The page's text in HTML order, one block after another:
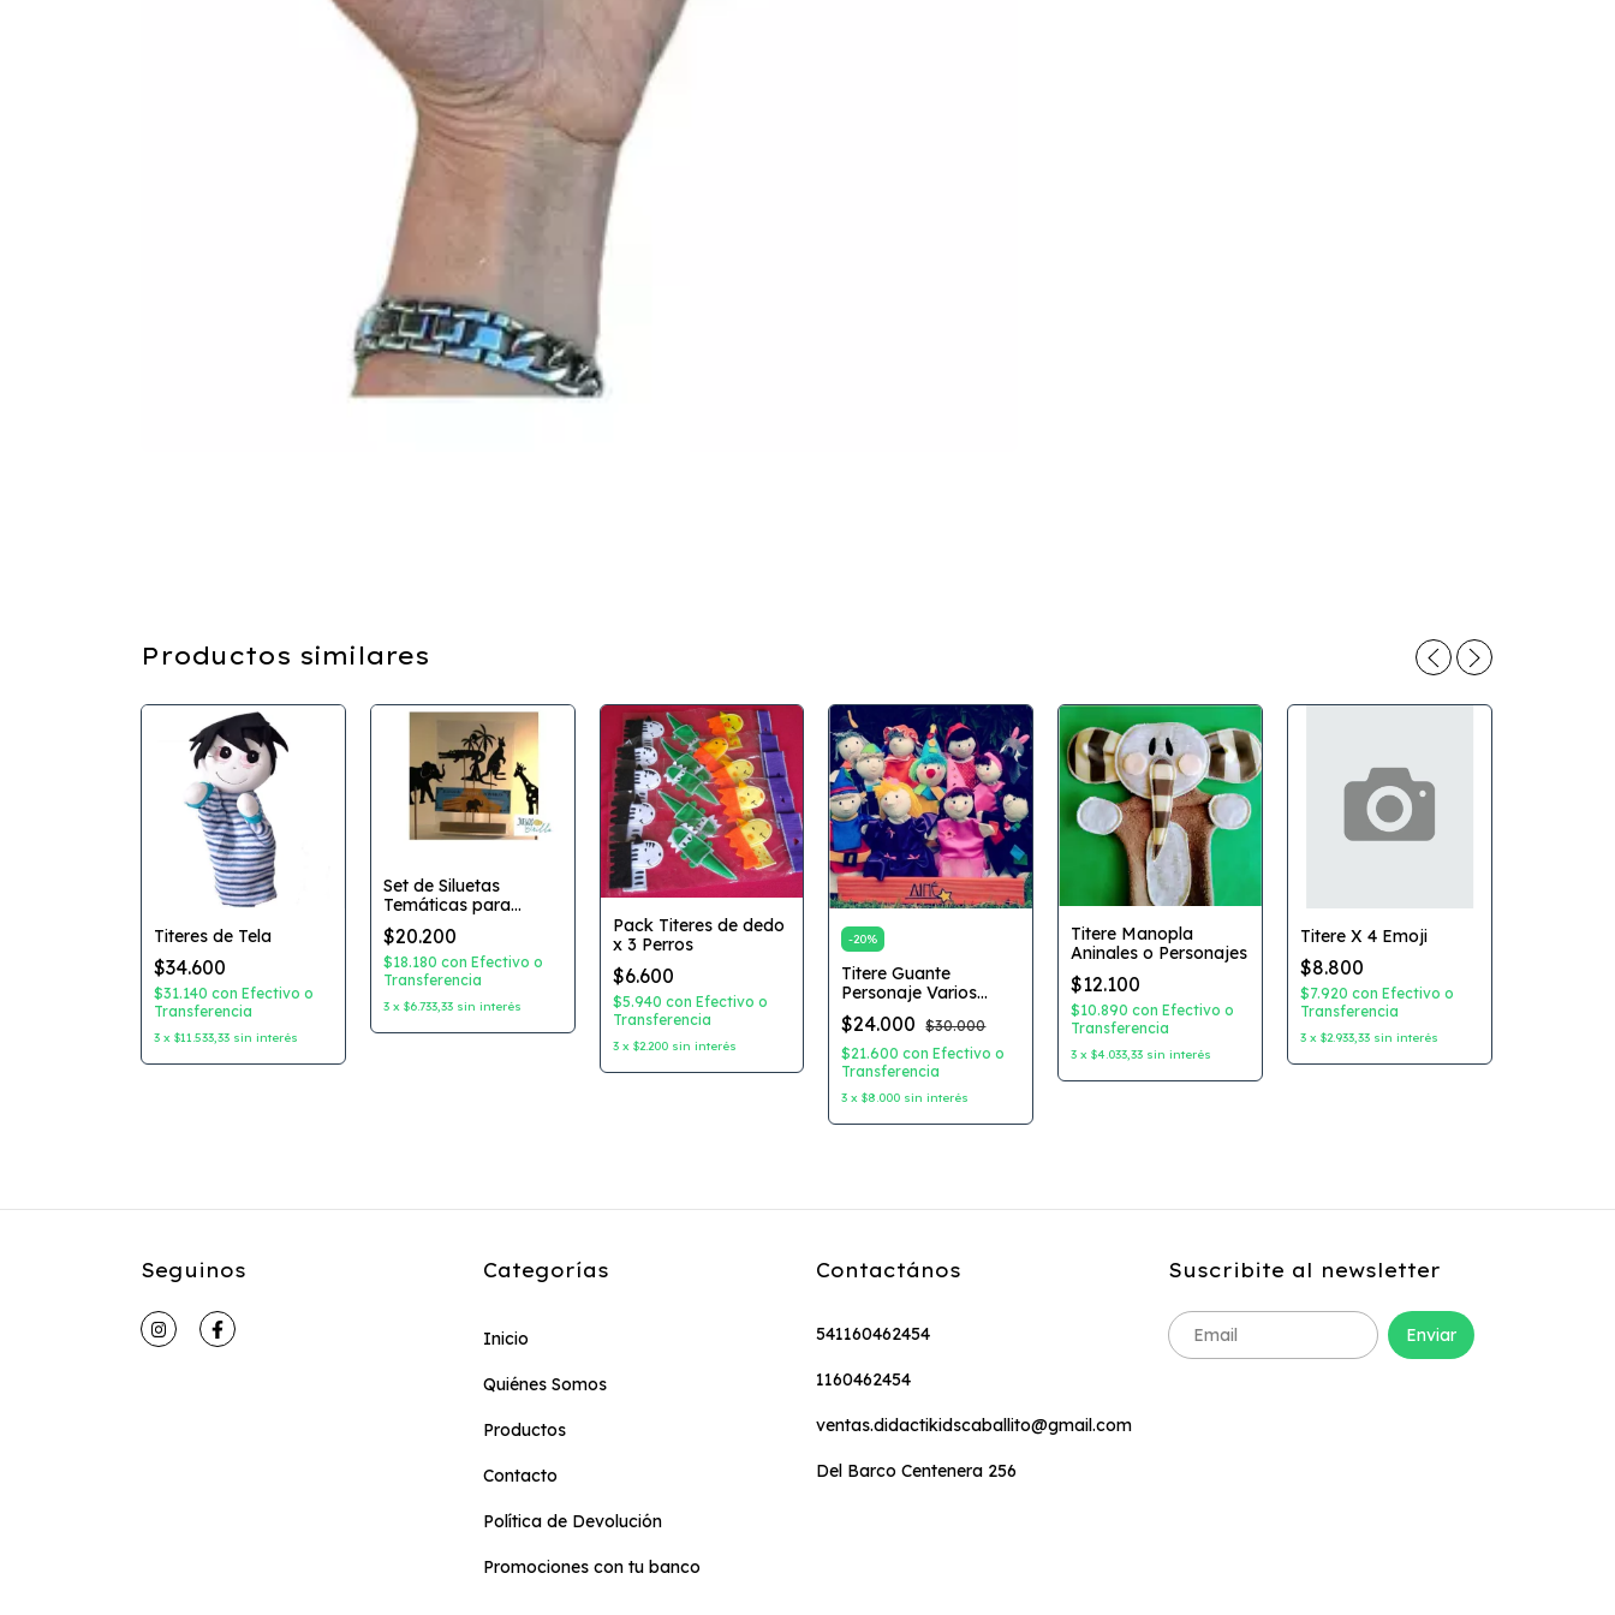
Productos similares
Titeres de Tela
$34.600
$31.140 con Efectivo o
Transferencia
3 x $11.533,33 sin interés
Set de Siluetas
Temáticas para
Teatro de Sombras
$20.200
$18.180 con Efectivo o
Transferencia
3 x $6.733,33 sin interés
Pack Titeres de dedo
x 3 Perros
$6.600
$5.940 con Efectivo o
Transferencia
3 x $2.200 sin interés
-20%
Titere Guante
Personaje Varios
Modelos
$24.000
$30.000
$21.600con Efectivo o
Transferencia
3 x$8.000 sin interés
Titere Manopla
Aninales o Personajes
$12.100
$10.890con Efectivo o
Transferencia
3 x$4.033,33 sin interés
Titere X 4 Emoji
$8.800
$7.920con Efectivo o
Transferencia
3 x$2.933,33 sin interés
Seguinos Categorías
Inicio
Quiénes Somos
Productos
Contacto
Política de Devolución
Promociones con tu banco
Contactános
541160462454
1160462454
ventas.didactikidscaballito@gmail.com
Del Barco Centenera 256
Suscribite al newsletter